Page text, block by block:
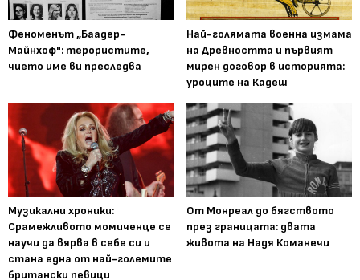
Феноменът „Баадер-
Майнхоф": терористите,
чието име ви преследва
Най-голямата военна измама
на Древността и първият
мирен договор в историята:
уроците на Кадеш
Музикални хроники:
Срамежливото момиченце се
научи да вярва в себе си и
стана една от най-големите
британски певици
От Монреал до бягството
през границата: двата
живота на Надя Команечи